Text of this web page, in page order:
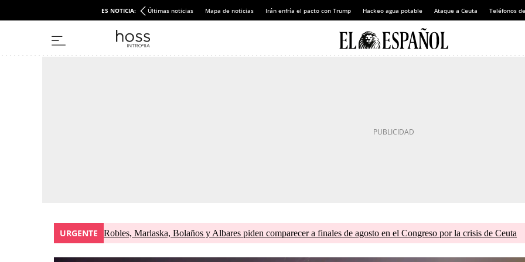
ES NOTICIA: Últimas noticias Mapa de noticias Irán enfría el pacto con Trump Hackeo agua potable Ataque a Ceuta Teléfonos
URGENTE Robles, Marlaska, Bolaños y Albares piden comparecer a finales de agosto en el Congreso por la crisis de Ceuta